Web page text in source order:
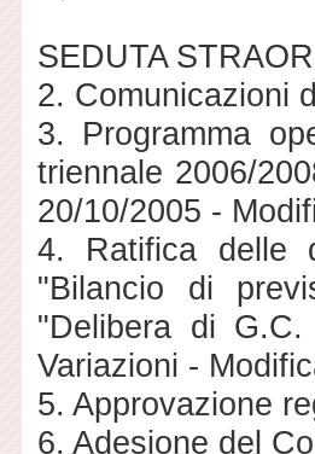
SEDUTA
2. Comunicazioni
3. Programma
triennale 2006/
20/10/2005 -
4. Ratifica delle
"Bilancio di
"Delibera di
Variazioni -
5. Approvazione
6. Adesione del